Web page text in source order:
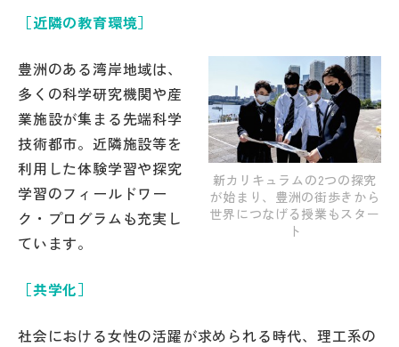
お問い合わせ
個人情報保護方針
サイトマップ
運営会社
［近隣の教育環境］
新カリキュラムの2つの探究
が始まり、豊洲の街歩きから
世界につなげる授業もスター
ト
豊洲のある湾岸地域は、
多くの科学研究機関や産
業施設が集まる先端科学
技術都市。近隣施設等を
利用した体験学習や探究
学習のフィールドワー
ク・プログラムも充実し
ています。
［共学化］
社会における女性の活躍が求められる時代、理工系の